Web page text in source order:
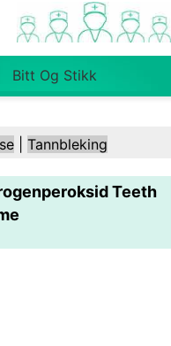
Bitt Og Stikk
Folkehelse Og
Tannbleking
Teeth